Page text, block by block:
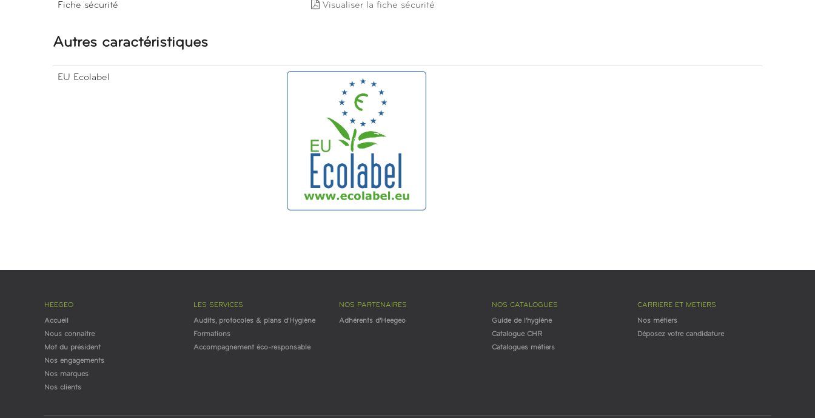
Fiche sécurité Visualiser la fiche sécurité
Autres caractéristiques
EU Ecolabel
HEEGEO
Accueil
Nous connaitre
Mot du président
Nos engagements
Nos marques
Nos clients
LES SERVICES
Audits, protocoles & plans d'Hygiène
Formations
Accompagnement éco-responsable
NOS PARTENAIRES
Adhérents d'Heegeo
NOS CATALOGUES
Guide de l'hygiène
Catalogue CHR
Catalogues métiers
CARRIERE ET METIERS
Nos métiers
Déposez votre candidature